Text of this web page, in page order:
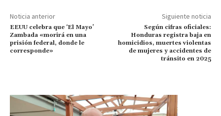
Noticia anterior
EEUU celebra que ‘El Mayo’
Zambada «morirá en una
prisión federal, donde le
corresponde»
Siguiente noticia
Según cifras oficiales:
Honduras registra baja en
homicidios, muertes violentas
de mujeres y accidentes de
tránsito en 2025